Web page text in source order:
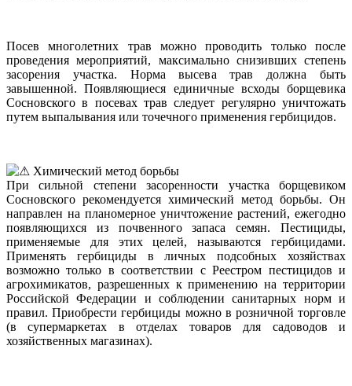
Посев многолетних трав можно проводить только после
проведения мероприятий, максимально снизивших степень
засорения участка. Норма высева трав должна быть
завышенной. Появляющиеся единичные всходы борщевика
Сосновского в посевах трав следует регулярно уничтожать
путем выпалывания или точечного применения гербицидов.
Химический метод борьбы
При сильной степени засоренности участка борщевиком
Сосновского рекомендуется химический метод борьбы. Он
направлен на планомерное уничтожение растений, ежегодно
появляющихся из почвенного запаса семян. Пестициды,
применяемые для этих целей, называются гербицидами.
Применять гербициды в личных подсобных хозяйствах
возможно только в соответствии с Реестром пестицидов и
агрохимикатов, разрешенных к применению на территории
Российской Федерации и соблюдении санитарных норм и
правил. Приобрести гербициды можно в розничной торговле
(в супермаркетах в отделах товаров для садоводов и
хозяйственных магазинах).